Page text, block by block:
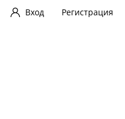
Вход Регистрация